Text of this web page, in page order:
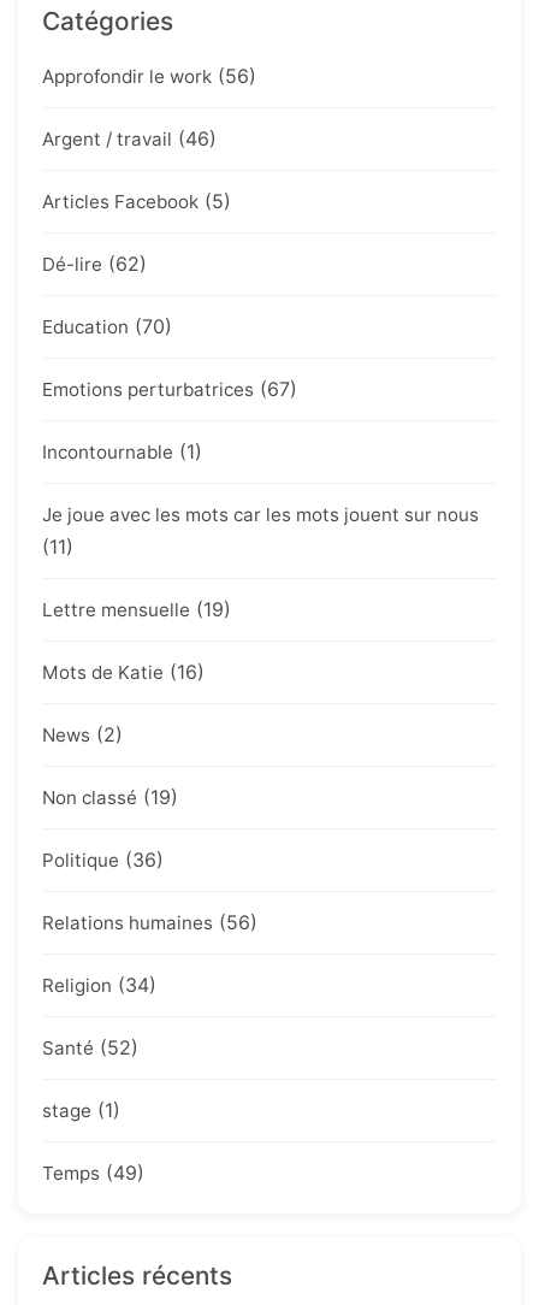
Catégories
Approfondir le work (56)
Argent / travail (46)
Articles Facebook (5)
Dé-lire (62)
Education (70)
Emotions perturbatrices (67)
Incontournable (1)
Je joue avec les mots car les mots jouent sur nous
(11)
Lettre mensuelle (19)
Mots de Katie (16)
News (2)
Non classé (19)
Politique (36)
Relations humaines (56)
Religion (34)
Santé (52)
stage (1)
Temps (49)
Articles récents